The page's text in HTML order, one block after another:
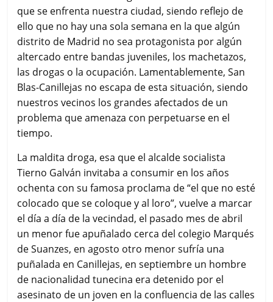
que se enfrenta nuestra ciudad, siendo reflejo de
ello que no hay una sola semana en la que algún
distrito de Madrid no sea protagonista por algún
altercado entre bandas juveniles, los machetazos,
las drogas o la ocupación. Lamentablemente, San
Blas-Canillejas no escapa de esta situación, siendo
nuestros vecinos los grandes afectados de un
problema que amenaza con perpetuarse en el
tiempo.
La maldita droga, esa que el alcalde socialista
Tierno Galván invitaba a consumir en los años
ochenta con su famosa proclama de “el que no esté
colocado que se coloque y al loro”, vuelve a marcar
el día a día de la vecindad, el pasado mes de abril
un menor fue apuñalado cerca del colegio Marqués
de Suanzes, en agosto otro menor sufría una
puñalada en Canillejas, en septiembre un hombre
de nacionalidad tunecina era detenido por el
asesinato de un joven en la confluencia de las calles